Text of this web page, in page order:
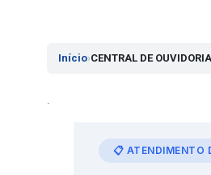
Início›CENTRAL DE OUVIDORIA
.